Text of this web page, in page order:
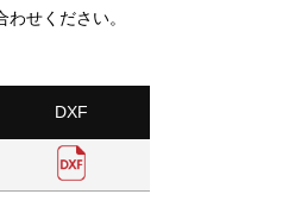
せください。
DXF